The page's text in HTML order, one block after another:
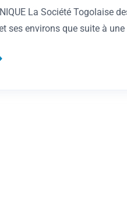
La Société Togolaise
ses environs que suite à une